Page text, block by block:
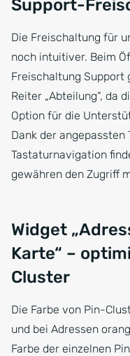
Support-
Die Freischaltung für
noch intuitiver. Beim
Freischaltung Support
Reiter „Abteilung“, da
Option für die
Dank der
Tastaturnavigation
gewähren den Zugriff
Widget
Karte“ –
Cluster
Die Farbe von Pin-
und bei Adressen
Farbe der einzelnen